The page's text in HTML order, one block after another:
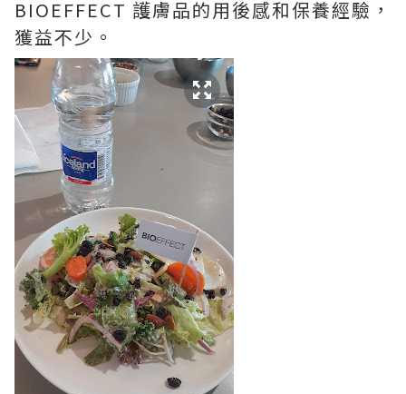
BIOEFFECT 護膚品的用後感和保養經驗，
獲益不少。